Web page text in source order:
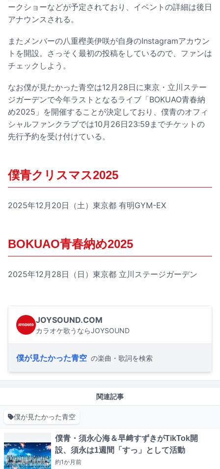
ークショーなどが予定されており、イベントの詳細は後日
アナウンスされる。
またメンバーの八重樫美伊咲が自身のInstagramアカウン
トを開設。さっそく最初の投稿をしているので、ファンは
チェックしよう。
なお僕が見たかった青空は12月28日に東京・立川ステー
ジガーデンで今年ラストとなるライブ「BOKUAO青春納
め2025」を開催することが決定しており、僕青のオフィ
シャルファンクラブでは10月26日23:59までチケットの
先行予約を受け付けている。
僕青クリスマス2025
2025年12月20日（土）東京都 有明GYM-EX
BOKUAO青春納め2025
2025年12月28日（日）東京都 立川ステージガーデン
JOYSOUND.COM
カラオケ歌うならJOYSOUND
僕が見たかった青空 の楽曲・歌詞を検索
関連記事
僕が見たかった青空
僕青・須永心海＆早﨑すずきがTikTok開
設、須永は1週間「すっ」として活動
約1か月前